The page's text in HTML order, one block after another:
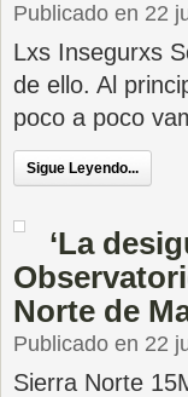
Publicado en 22
Lxs Insegurxs
de ello. Al
poco a poco
Sigue Leyendo...
‘La
Norte de
Publicado en 22
Sierra Norte